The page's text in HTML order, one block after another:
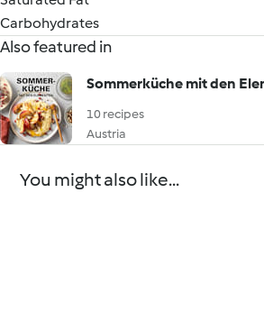
Carbohydrates
Also featured in
Sommerküche mit den
10 recipes
Austria
You might also like...